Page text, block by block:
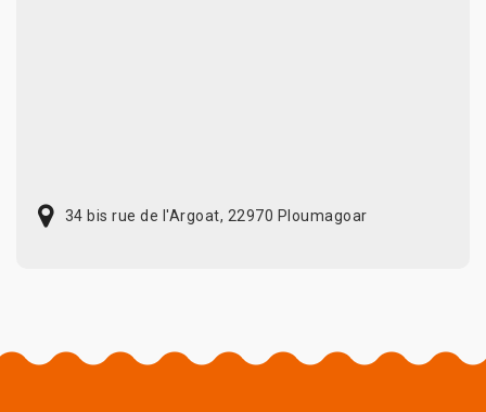
34 bis rue de l'Argoat, 22970 Ploumagoar